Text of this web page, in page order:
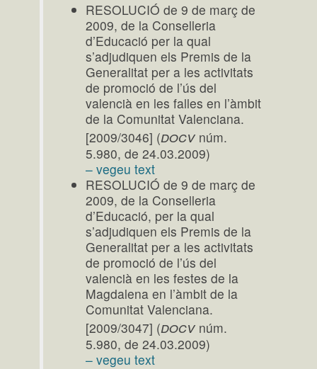
RESOLUCIÓ de 9 de març de
2009, de la Conselleria
d’Educació per la qual
s’adjudiquen els Premis de la
Generalitat per a les activitats
de promoció de l’ús del
valencià en les falles en l’àmbit
de la Comunitat Valenciana.
[2009/3046] (docv núm.
5.980, de 24.03.2009)
– vegeu text
RESOLUCIÓ de 9 de març de
2009, de la Conselleria
d’Educació, per la qual
s’adjudiquen els Premis de la
Generalitat per a les activitats
de promoció de l’ús del
valencià en les festes de la
Magdalena en l’àmbit de la
Comunitat Valenciana.
[2009/3047] (docv núm.
5.980, de 24.03.2009)
– vegeu text